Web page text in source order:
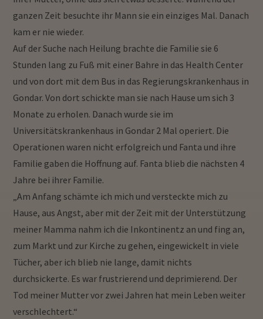
ganzen Zeit besuchte ihr Mann sie ein einziges Mal. Danach
kam er nie wieder.
Auf der Suche nach Heilung brachte die Familie sie 6
Stunden lang zu Fuß mit einer Bahre in das Health Center
und von dort mit dem Bus in das Regierungskrankenhaus in
Gondar. Von dort schickte man sie nach Hause um sich 3
Monate zu erholen. Danach wurde sie im
Universitätskrankenhaus in Gondar 2 Mal operiert. Die
Operationen waren nicht erfolgreich und Fanta und ihre
Familie gaben die Hoffnung auf. Fanta blieb die nächsten 4
Jahre bei ihrer Familie.
„Am Anfang schämte ich mich und versteckte mich zu
Hause, aus Angst, aber mit der Zeit mit der Unterstützung
meiner Mamma nahm ich die Inkontinentz an und fing an,
zum Markt und zur Kirche zu gehen, eingewickelt in viele
Tücher, aber ich blieb nie lange, damit nichts
durchsickerte. Es war frustrierend und deprimierend. Der
Tod meiner Mutter vor zwei Jahren hat mein Leben weiter
verschlechtert.“